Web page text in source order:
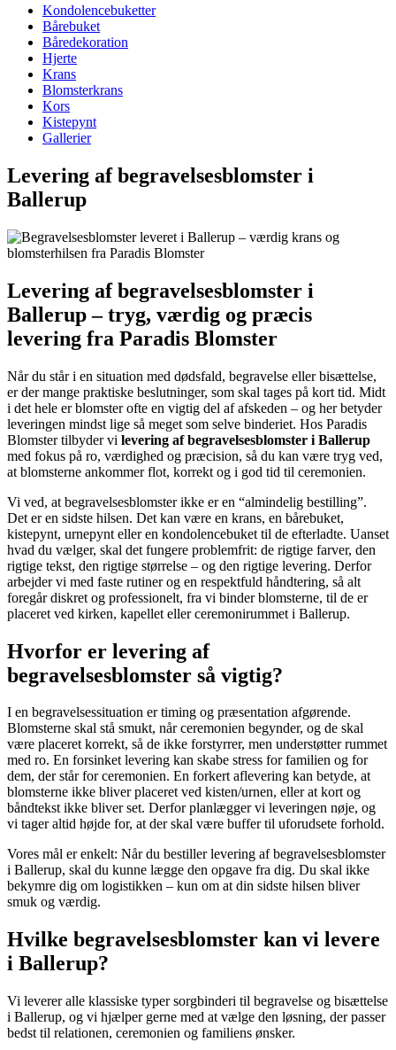
Kondolencebuketter
Bårebuket
Båredekoration
Hjerte
Krans
Blomsterkrans
Kors
Kistepynt
Gallerier
Levering af begravelsesblomster i
Ballerup
Levering af begravelsesblomster i
Ballerup – tryg, værdig og præcis
levering fra Paradis Blomster
Når du står i en situation med dødsfald, begravelse eller bisættelse,
er der mange praktiske beslutninger, som skal tages på kort tid. Midt
i det hele er blomster ofte en vigtig del af afskeden – og her betyder
leveringen mindst lige så meget som selve binderiet. Hos Paradis
Blomster tilbyder vi levering af begravelsesblomster i Ballerup
med fokus på ro, værdighed og præcision, så du kan være tryg ved,
at blomsterne ankommer flot, korrekt og i god tid til ceremonien.
Vi ved, at begravelsesblomster ikke er en “almindelig bestilling”.
Det er en sidste hilsen. Det kan være en krans, en bårebuket,
kistepynt, urnepynt eller en kondolencebuket til de efterladte. Uanset
hvad du vælger, skal det fungere problemfrit: de rigtige farver, den
rigtige tekst, den rigtige størrelse – og den rigtige levering. Derfor
arbejder vi med faste rutiner og en respektfuld håndtering, så alt
foregår diskret og professionelt, fra vi binder blomsterne, til de er
placeret ved kirken, kapellet eller ceremonirummet i Ballerup.
Hvorfor er levering af
begravelsesblomster så vigtig?
I en begravelsessituation er timing og præsentation afgørende.
Blomsterne skal stå smukt, når ceremonien begynder, og de skal
være placeret korrekt, så de ikke forstyrrer, men understøtter rummet
med ro. En forsinket levering kan skabe stress for familien og for
dem, der står for ceremonien. En forkert aflevering kan betyde, at
blomsterne ikke bliver placeret ved kisten/urnen, eller at kort og
båndtekst ikke bliver set. Derfor planlægger vi leveringen nøje, og
vi tager altid højde for, at der skal være buffer til uforudsete forhold.
Vores mål er enkelt: Når du bestiller levering af begravelsesblomster
i Ballerup, skal du kunne lægge den opgave fra dig. Du skal ikke
bekymre dig om logistikken – kun om at din sidste hilsen bliver
smuk og værdig.
Hvilke begravelsesblomster kan vi levere
i Ballerup?
Vi leverer alle klassiske typer sorgbinderi til begravelse og bisættelse
i Ballerup, og vi hjælper gerne med at vælge den løsning, der passer
bedst til relationen, ceremonien og familiens ønsker.